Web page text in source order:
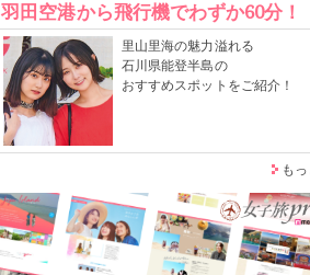
羽田空港から飛行機でわずか60分！
里山里海の魅力溢れる
石川県能登半島の
おすすめスポットをご紹介！
も